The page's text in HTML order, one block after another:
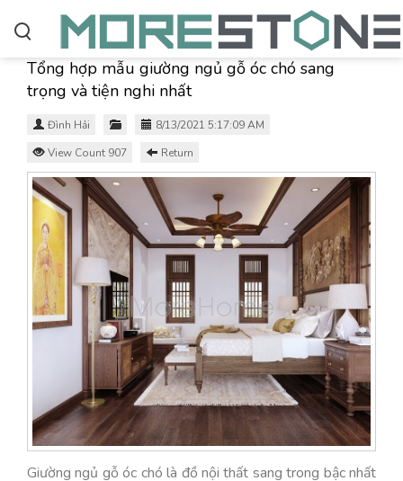
Tổng hợp mẫu giường ngủ gỗ óc chó sang
trọng và tiện nghi nhất
Đình Hải
8/13/2021 5:17:09 AM
View Count 907
Return
Giường ngủ gỗ óc chó là đồ nội thất sang trong bậc nhất